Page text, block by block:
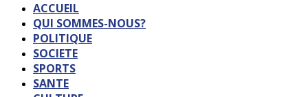
ACCUEIL
QUI SOMMES-NOUS?
POLITIQUE
SOCIETE
SPORTS
SANTE